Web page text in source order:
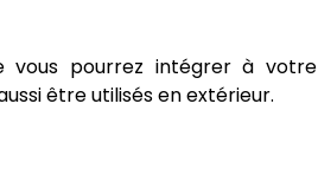
vous pourrez intégrer à votre
être utilisés en extérieur.